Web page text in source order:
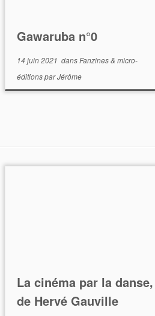
Gawaruba n°0
14 juin 2021 dansFanzines & micro-
éditionsparJérôme
La cinéma par la danse,
de Hervé Gauville